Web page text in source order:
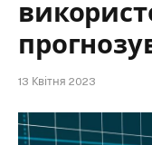
13 Квітня 2023